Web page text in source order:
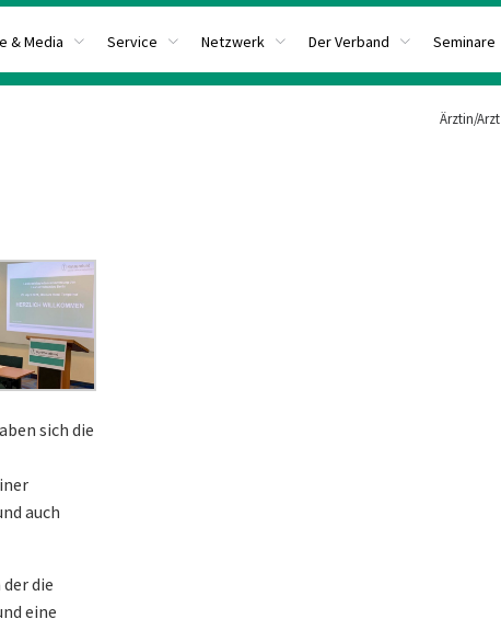
& Media Service Netzwerk Der Verband Seminare
Ärztin/Arzt
sich die
auch
der die
eine